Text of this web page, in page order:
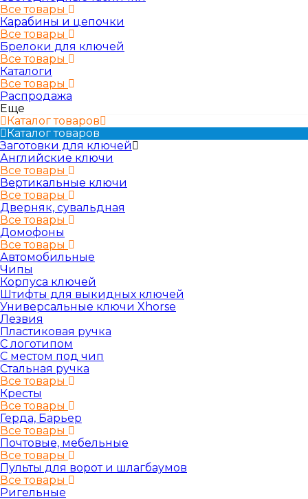
Все товары
Карабины и цепочки
Все товары
Брелоки для ключей
Все товары
Каталоги
Все товары
Распродажа
Еще
Каталог товаров
Каталог товаров
Заготовки для ключей
Английские ключи
Все товары
Вертикальные ключи
Все товары
Дверняк, сувальдная
Все товары
Домофоны
Все товары
Автомобильные
Чипы
Корпуса ключей
Штифты для выкидных ключей
Универсальные ключи Xhorse
Лезвия
Пластиковая ручка
С логотипом
С местом под чип
Стальная ручка
Все товары
Кресты
Все товары
Герда, Барьер
Все товары
Почтовые, мебельные
Все товары
Пульты для ворот и шлагбаумов
Все товары
Ригельные